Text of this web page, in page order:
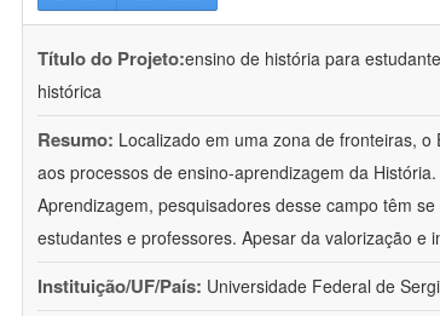
Título do Projeto:ensino de história para
histórica
Resumo: Localizado em uma zona de fronteiras,
aos processos de ensino-aprendizagem da
Aprendizagem, pesquisadores desse campo têm
estudantes e professores. Apesar da valorização e
Instituição/UF/País: Universidade Federal de